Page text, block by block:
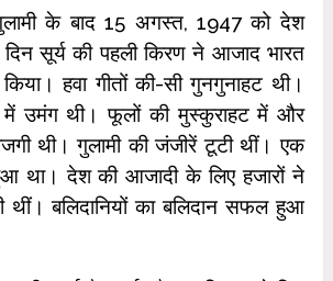
के बाद 15 अगस्त, 1947 को देश
सूर्य की पहली किरण ने आजाद भारत
हवा गीतों की-सी गुनगुनाहट थी।
में उमंग थी। फूलों की मुस्कुराहट में और
थी। गुलामी की जंजीरें टूटी थीं। एक
था। देश की आजादी के लिए हजारों ने
थीं। बलिदानियों का बलिदान सफल हुआ